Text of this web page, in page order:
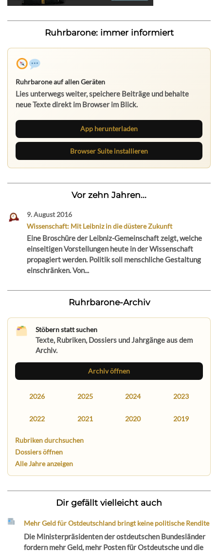
Ruhrbarone: immer informiert
Ruhrbarone auf allen Geräten
Lies unterwegs weiter, speichere Beiträge und behalte
neue Texte direkt im Browser im Blick.
App herunterladen
Browser Suite installieren
Vor zehn Jahren...
9. August 2016
Wissenschaft: Mit Leibniz in die düstere Zukunft
Eine Broschüre der Leibniz-Gemeinschaft zeigt, welche
einseitigen Vorstellungen heute in der Wissenschaft
propagiert werden. Politik soll menschliche Gestaltung
einschränken. Von...
Ruhrbarone-Archiv
Stöbern statt suchen
Texte, Rubriken, Dossiers und Jahrgänge aus dem
Archiv.
Archiv öffnen
2026 2025 2024 2023
2022 2021 2020 2019
Rubriken durchsuchen
Dossiers öffnen
Alle Jahre anzeigen
Dir gefällt vielleicht auch
Mehr Geld für Ostdeutschland bringt keine politische Rendite
Die Ministerpräsidenten der ostdeutschen Bundesländer
fordern mehr Geld, mehr Posten für Ostdeutsche und die